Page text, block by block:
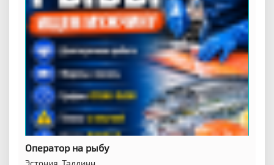
Оператор на рыбу
Эстония,Таллинн